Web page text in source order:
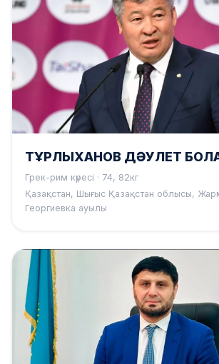
ТҰРЛЫХАНОВ ДӘУЛЕТ
Грек-рим күресі · 74, 82кг
Қазақстан, Шығыс Қазақстан облысы,
Георгиевка ауылы